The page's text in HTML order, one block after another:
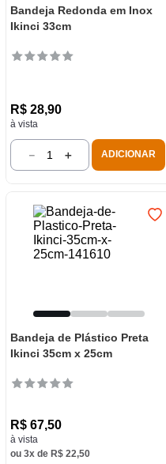
Bandeja Redonda em Inox
Ikinci 33cm
R$ 28,90
à vista
＋
－ ADICIONAR
Bandeja de Plástico Preta
Ikinci 35cm x 25cm
R$ 67,50
à vista
ou 3x de R$ 22,50